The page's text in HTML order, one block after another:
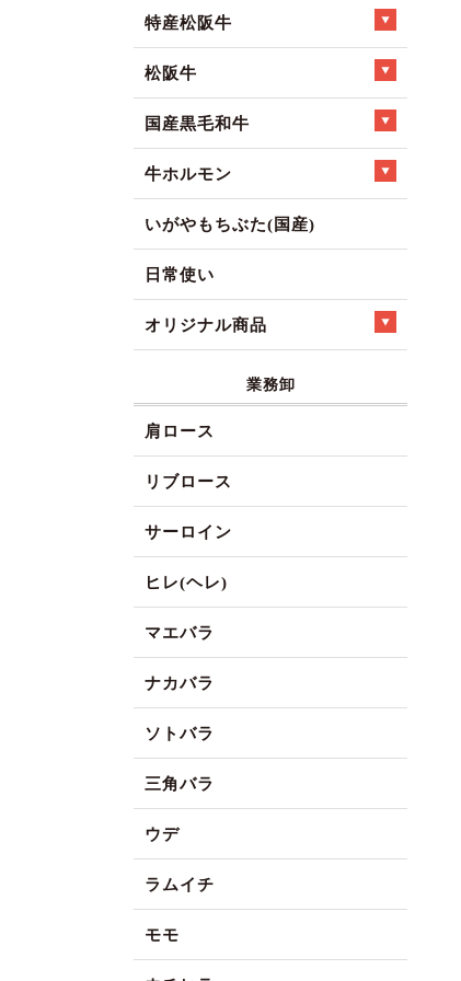
特産松阪牛
松阪牛
国産黒毛和牛
牛ホルモン
いがやもちぶた(国産)
日常使い
オリジナル商品
業務卸
肩ロース
リブロース
サーロイン
ヒレ(ヘレ)
マエバラ
ナカバラ
ソトバラ
三角バラ
ウデ
ラムイチ
モモ